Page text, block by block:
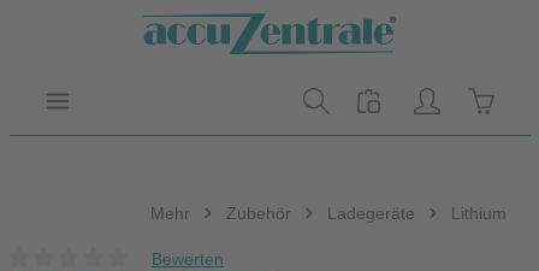
Zum Hauptinhalt springen
Mehr Zubehör Ladegeräte Lithium
Bewerten